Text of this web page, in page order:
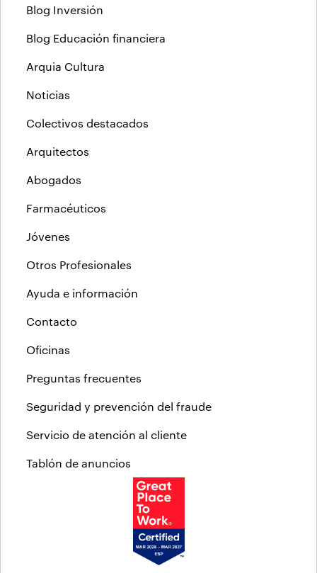
Blog Inversión
Blog Educación financiera
Arquia Cultura
Noticias
Colectivos destacados
Arquitectos
Abogados
Farmacéuticos
Jóvenes
Otros Profesionales
Ayuda e información
Contacto
Oficinas
Preguntas frecuentes
Seguridad y prevención del fraude
Servicio de atención al cliente
Tablón de anuncios